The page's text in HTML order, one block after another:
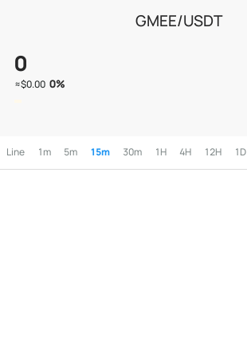
GMEE/USDT
0
≈$0.00 0%
Line 1m 5m 15m 30m 1H 4H 12H 1D